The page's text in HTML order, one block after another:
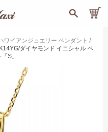
ワイアンジュエリー ペンダント /
ダイヤモンド イニシャル ペ
S」